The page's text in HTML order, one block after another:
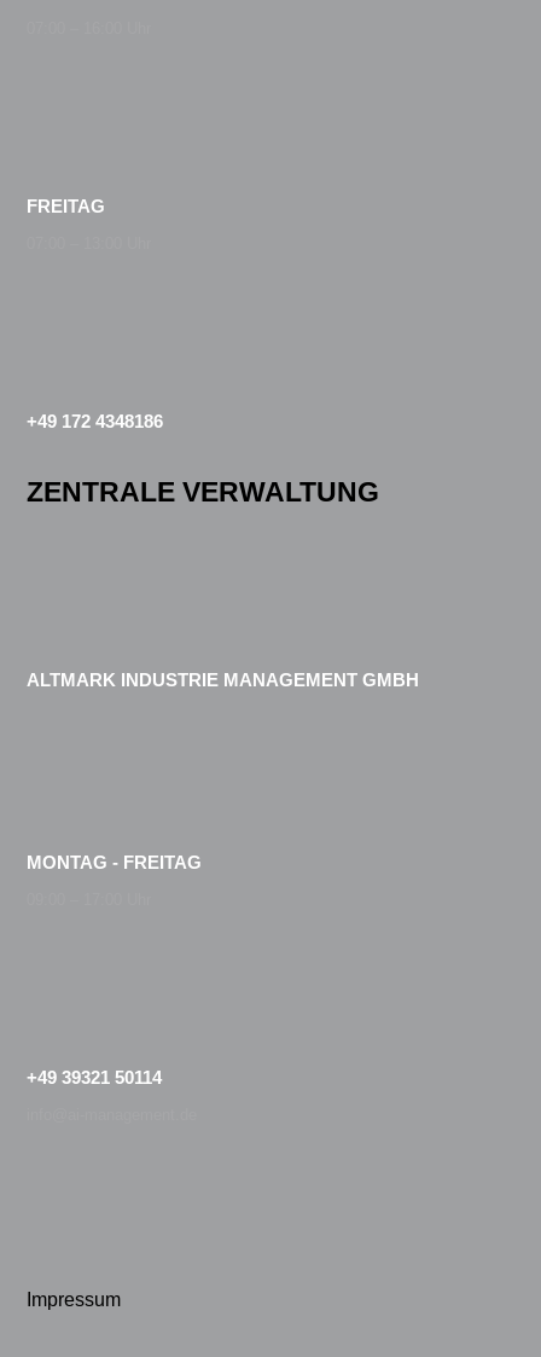
FREITAG
+49 172 4348186
ZENTRALE VERWALTUNG
ALTMARK INDUSTRIE MANAGEMENT GMBH
MONTAG - FREITAG
+49 39321 50114
Impressum